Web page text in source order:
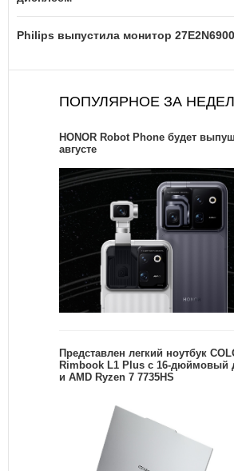
Philips выпустила монитор
ПОПУЛЯРНОЕ ЗА
HONOR Robot Phone будет
августе
Представлен легкий ноутбук
Rimbook L1 Plus с 16-дюймовый
и AMD Ryzen 7 7735HS